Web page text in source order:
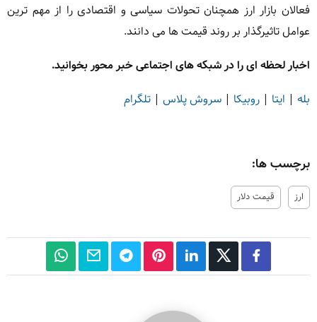
فعالان بازار ارز همچنان تحولات سیاسی و اقتصادی را از مهم ترین
عوامل تاثیرگذار بر روند قیمت ها می دانند.
اخبار لحظه ای را در شبکه های اجتماعی خبر محور بخوانید.
بله | ایتا | روبیکا | سروش پلاس | تلگرام
برچسب ها:
ارز قیمت دلار